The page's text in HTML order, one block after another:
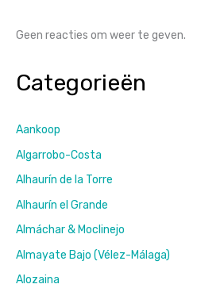
aan
Costa
del
Estepona
en
het
binnenland
Geen reacties om weer te geven.
Categorieën
Aankoop
Algarrobo-Costa
Alhaurín de la Torre
Alhaurín el Grande
Almáchar & Moclinejo
Almayate Bajo (Vélez-Málaga)
Alozaina